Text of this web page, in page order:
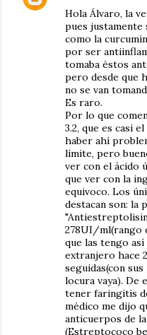
Hola Álvaro, la
pues justamente
como la
por ser
tomaba éstos
pero desde que
no se van
Es raro.
Por lo que
3.2, que es casi
haber ahí
límite, pero
ver con el ácido
que ver con la
equivoco. Los
destacan son: la
278UI/ml(rango
que las tengo
extranjero hace
seguidas(con
locura vaya). De
tener faringitis
médico me dijo
anticuerpos de
(Estreptococo